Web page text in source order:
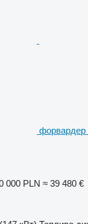
форвардер
000 PLN ≈ 39 480 €